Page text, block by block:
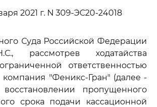
2021 г. N 309-ЭС20-24018
Суда Российской Федерации
рассмотрев ходатайства
ответственностью
компания "Феникс-Гран" (далее -
пропущенного
срока подачи кассационной